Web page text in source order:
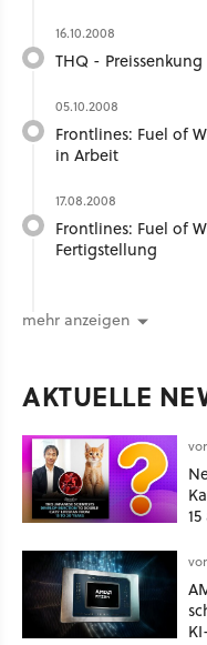
16.10.2008
THQ -
05.10.2008
Frontlines: Fuel of
in Arbeit
17.08.2008
Frontlines: Fuel of
Fertigstellung
mehr anzeigen
AKTUELLE